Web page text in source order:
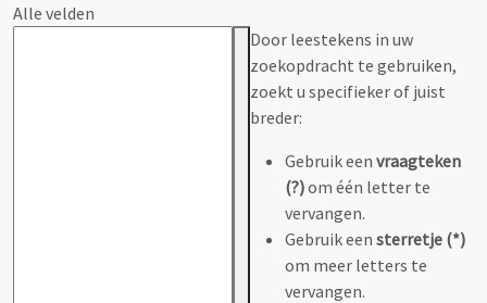
Alle velden
Door leestekens in uw
zoekopdracht te gebruiken,
zoekt u specifieker of juist
breder:
Gebruik een vraagteken
(?)om één letter te
vervangen.
Gebruik een sterretje (*)
om meer letters te
vervangen.